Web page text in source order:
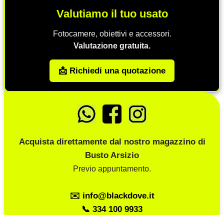
Valutiamo il tuo usato
Fotocamere, obiettivi e accessori.
Valutazione gratuita.
📩 Richiedi una quotazione
Acquista direttamente dal nostro magazzino di
Busto Arsizio
Previo appuntamento.
✉️ info@blackdove.it
📞 334 100 9933